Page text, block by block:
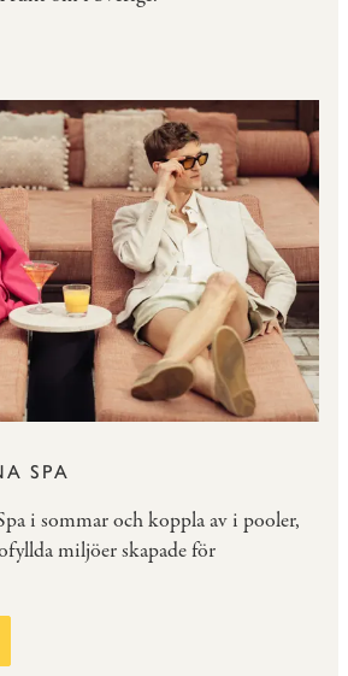
SPA
i sommar och koppla av i pooler,
miljöer skapade för